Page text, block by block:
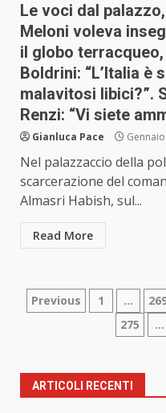
Le voci dal
Meloni voleva
il globo
Boldrini: “L’Italia è
malavitosi libici?”.
Renzi: “Vi siete
Gianluca Pace
Nel palazzaccio della
scarcerazione del
Almasri Habish, sul...
Read More
Paginazione
articoli
Previous 1 …
275
…
ARTICOLI RECENTI